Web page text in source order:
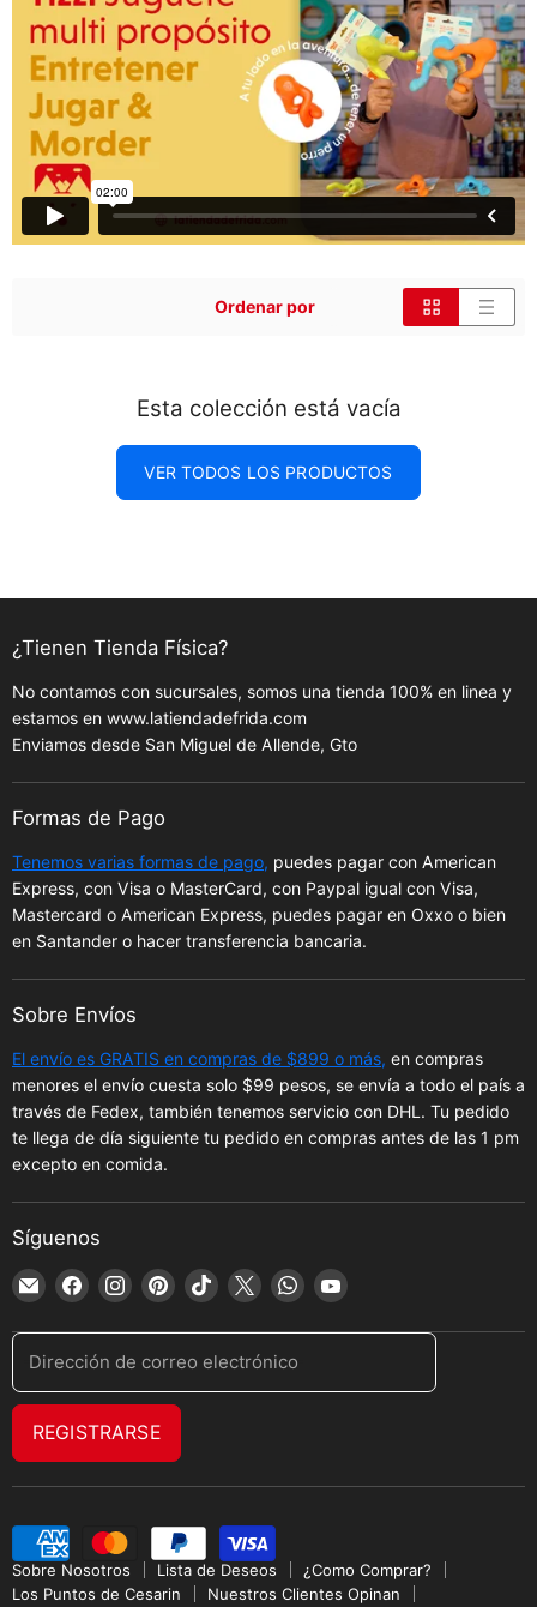
Ordenar por
Esta colección está vacía
VER TODOS LOS PRODUCTOS
¿Tienen Tienda Física?
No contamos con sucursales, somos una tienda 100% en linea y
estamos en www.latiendadefrida.com
Enviamos desde San Miguel de Allende, Gto
Formas de Pago
Tenemos varias formas de pago, puedes pagar con American
Express, con Visa o MasterCard, con Paypal igual con Visa,
Mastercard o American Express, puedes pagar en Oxxo o bien
en Santander o hacer transferencia bancaria.
Sobre Envíos
El envío es GRATIS en compras de $899 o más, en compras
menores el envío cuesta solo $99 pesos, se envía a todo el país a
través de Fedex, también tenemos servicio con DHL. Tu pedido
te llega de día siguiente tu pedido en compras antes de las 1 pm
excepto en comida.
Síguenos
Encuéntrenos
electrónico
Encuéntrenos
Encuéntrenos
Encuéntrenos
Encuéntrenos
Encuéntrenos
Encuéntrenos
Encuéntrenos
Dirección de correo electrónico
REGISTRARSE
Sobre Nosotros Lista de Deseos
¿Como Comprar?
Los Puntos de Cesarin
Nuestros Clientes Opinan